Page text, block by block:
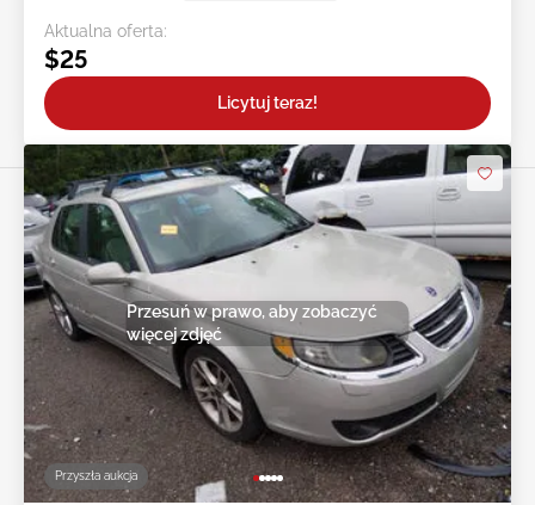
Aktualna oferta:
$25
Licytuj teraz!
Przyszła aukcja
Przesuń w prawo, aby zobaczyć
więcej zdjęć